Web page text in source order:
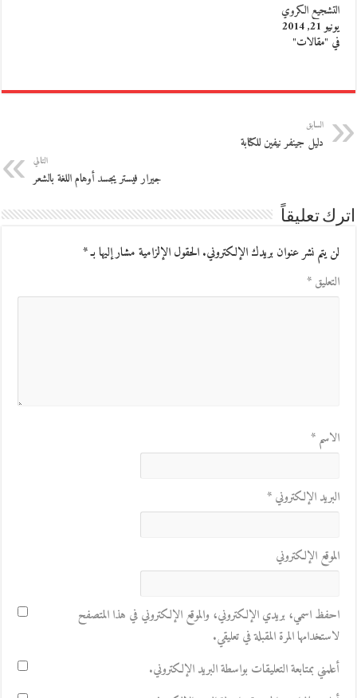
التشجيع الكروي
يونيو 21, 2014
في "مقالات"
السابق
دليل جينفر نيفين للكتابة
التالي
جيرار فيستر يجسد أوهام اللغة بالشعر
اترك تعليقاً
لن يتم نشر عنوان بريدك الإلكتروني.الحقول الإلزامية مشار إليها بـ*
التعليق*
الاسم*
البريد الإلكتروني*
الموقع الإلكتروني
احفظ اسمي، بريدي الإلكتروني، والموقع الإلكتروني في هذا المتصفح
لاستخدامها المرة المقبلة في تعليقي.
أعلمني بمتابعة التعليقات بواسطة البريد الإلكتروني.